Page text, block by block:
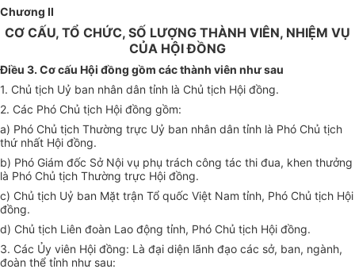
Chương II
CƠ CẤU, TỔ CHỨC, SỐ LƯỢNG THÀNH VIÊN, NHIỆM VỤ
CỦA HỘI ĐỒNG
Điều 3. Cơ cấu Hội đồng gồm các thành viên như sau
1. Chủ tịch Uỷ ban nhân dân tỉnh là Chủ tịch Hội đồng.
2. Các Phó Chủ tịch Hội đồng gồm:
a) Phó Chủ tịch Thường trực Uỷ ban nhân dân tỉnh là Phó Chủ tịch
thứ nhất Hội đồng.
b) Phó Giám đốc Sở Nội vụ phụ trách công tác thi đua, khen thưởng
là Phó Chủ tịch Thường trực Hội đồng.
c) Chủ tịch Uỷ ban Mặt trận Tổ quốc Việt Nam tỉnh, Phó Chủ tịch Hội
đồng.
d) Chủ tịch Liên đoàn Lao động tỉnh, Phó Chủ tịch Hội đồng.
3. Các Ủy viên Hội đồng: Là đại diện lãnh đạo các sở, ban, ngành,
đoàn thể tỉnh như sau: